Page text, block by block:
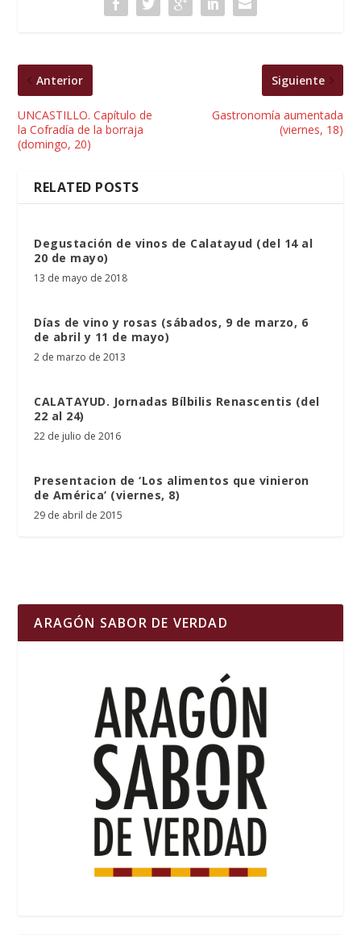
Anterior
UNCASTILLO. Capítulo de
la Cofradía de la borraja
(domingo, 20)
Siguiente
Gastronomía aumentada
(viernes, 18)
RELATED POSTS
Degustación de vinos de Calatayud (del 14 al
20 de mayo)
13 de mayo de 2018
Días de vino y rosas (sábados, 9 de marzo, 6
de abril y 11 de mayo)
2 de marzo de 2013
CALATAYUD. Jornadas Bílbilis Renascentis (del
22 al 24)
22 de julio de 2016
Presentacion de ‘Los alimentos que vinieron
de América’ (viernes, 8)
29 de abril de 2015
ARAGÓN SABOR DE VERDAD